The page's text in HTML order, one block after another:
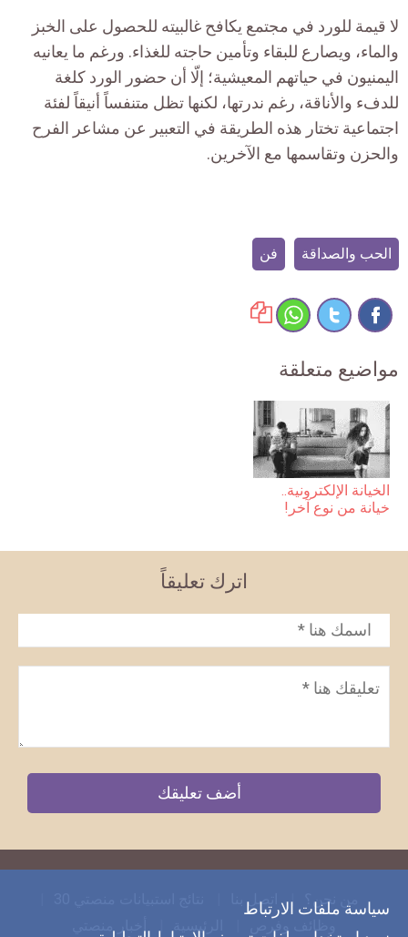
سياسة ملفات الارتباط
لا قيمة للورد في مجتمع يكافح غالبيته للحصول على الخبز
والماء، ويصارع للبقاء وتأمين حاجته للغذاء. ورغم ما يعانيه
اليمنيون في حياتهم المعيشية؛ إلّا أن حضور الورد كلغة
للدفء والأناقة، رغم ندرتها، لكنها تظل متنفساً أنيقاً لفئة
اجتماعية تختار هذه الطريقة في التعبير عن مشاعر الفرح
والحزن وتقاسمها مع الآخرين.
الحب والصداقة فن
مواضيع متعلقة
الخيانة الإلكترونية..
خيانة من نوع آخر!
اترك تعليقاً
الاسم*
تعليق
من نحن؟ اتصل بنا